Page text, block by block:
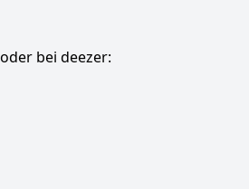
oder bei deezer: